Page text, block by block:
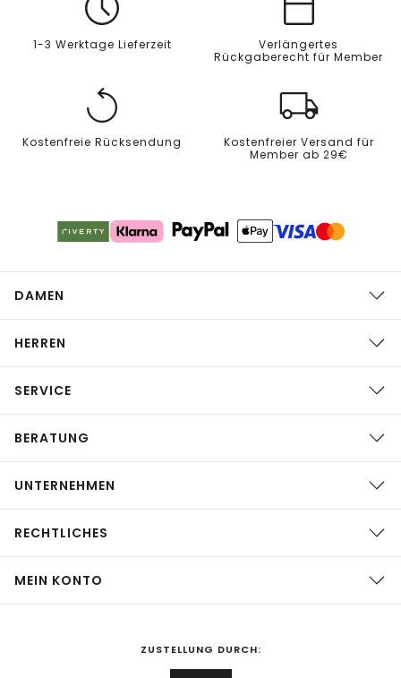
1-3 Werktage Lieferzeit
Verlängertes
Rückgaberecht für Member
Kostenfreie Rücksendung
Kostenfreier Versand für
Member ab 29€
DAMEN
HERREN
SERVICE
BERATUNG
UNTERNEHMEN
RECHTLICHES
MEIN KONTO
ZUSTELLUNG DURCH: